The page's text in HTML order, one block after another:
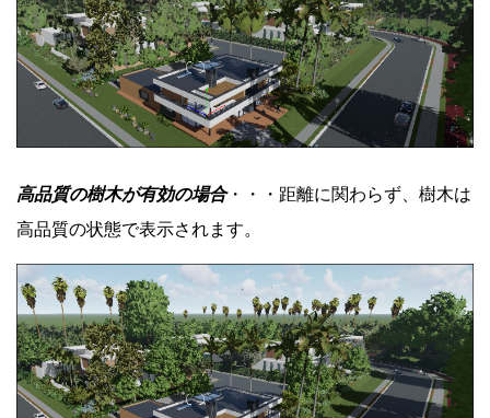
高品質の樹木が有効の場合・・・距離に関わらず、樹木は
高品質の状態で表示されます。